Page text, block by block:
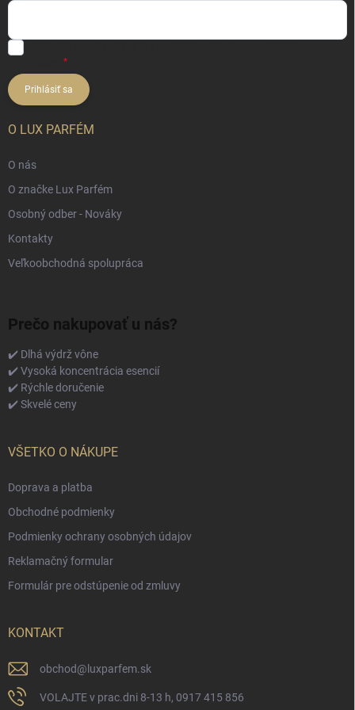
Prihlásiť sa
O LUX PARFÉM
O nás
O značke Lux Parfém
Osobný odber - Nováky
Kontakty
Veľkoobchodná spolupráca
Prečo nakupovať u nás?
✔️ Dlhá výdrž vône
✔️ Vysoká koncentrácia esencií
✔️ Rýchle doručenie
✔️ Skvelé ceny
VŠETKO O NÁKUPE
Doprava a platba
Obchodné podmienky
Podmienky ochrany osobných údajov
Reklamačný formular
Formulár pre odstúpenie od zmluvy
KONTAKT
obchod@ luxparfem.sk
VOLAJTE v prac.dni 8-13 h, 0917 415 856